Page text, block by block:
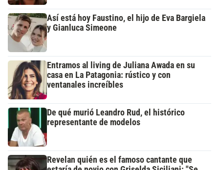
Así está hoy Faustino, el hijo de Eva Bargiela
y Gianluca Simeone
Entramos al living de Juliana Awada en su
casa en La Patagonia: rústico y con
ventanales increíbles
De qué murió Leandro Rud, el histórico
representante de modelos
Revelan quién es el famoso cantante que